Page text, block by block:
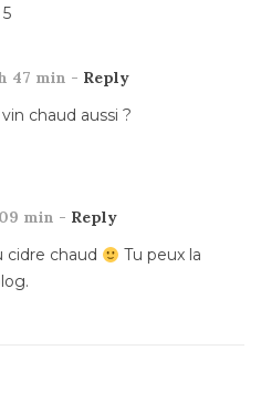
5
47 min - Reply
chaud aussi ?
min - Reply
cidre chaud
Tu peux la